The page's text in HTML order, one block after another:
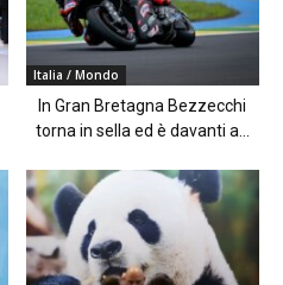
Italia / Mondo
In Gran Bretagna Bezzecchi
torna in sella ed è davanti a...